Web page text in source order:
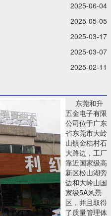
2025-06-04
2025-05-05
2025-03-17
2025-03-07
2025-02-11
东莞和升
五金电子有限
公司位于广东
省东莞市大岭
山镇金桔村石
大路边，工厂
靠近国家级高
新区松山湖旁
边和大岭山国
家级5A风景
区，并且取得
了质量管理体